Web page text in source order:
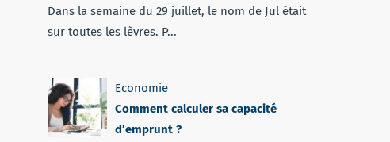
Dans la semaine du 29 juillet, le nom de Jul était
sur toutes les lèvres. P...
Economie
Comment calculer sa capacité
d’emprunt ?